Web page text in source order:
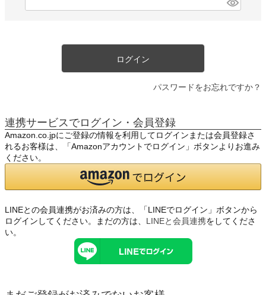
必
ログイン
パスワードをお忘れですか？
連携サービスでログイン・会員登録
Amazon.co.jpにご登録の情報を利用してログインまたは会員登録さ
れるお客様は、「Amazonアカウントでログイン」ボタンよりお進み
ください。
LINEとの会員連携がお済みの方は、「LINEでログイン」ボタンから
ログインしてください。まだの方は、 LINEと会員連携をしてくださ
い。